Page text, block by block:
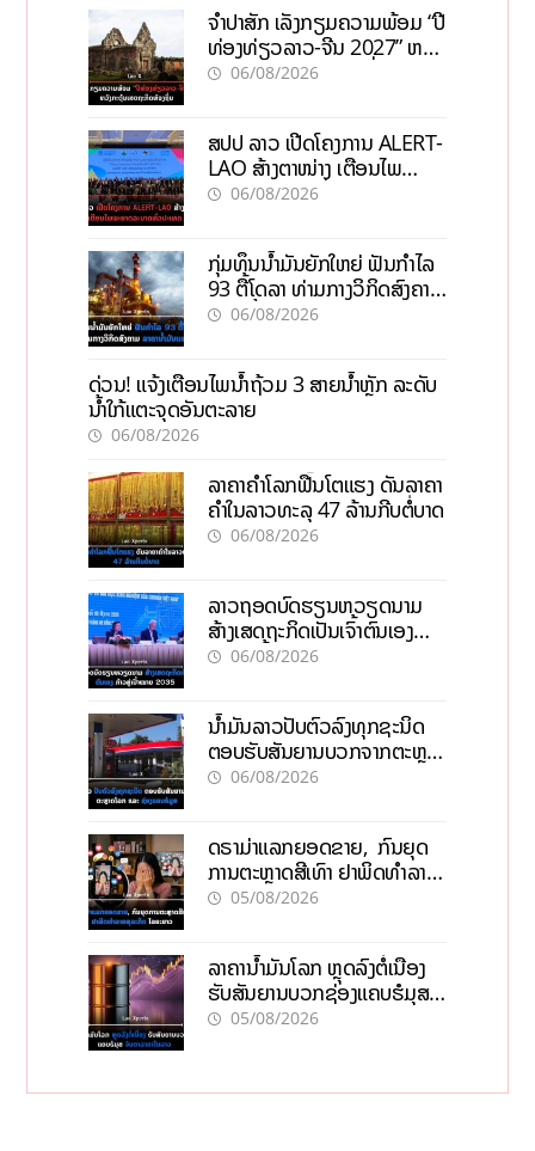
ຈຳປາສັກ ເລັ່ງກຽມຄວາມພ້ອມ “ປີ
ທ່ອງທ່ຽວລາວ-ຈີນ 2027” ຫວັງ
ກະຕຸ້ນເສດຖະກິດທ້ອງຖິ່ນ
06/08/2026
ສປປ ລາວ ເປີດໂຄງການ ALERT-
LAO ສ້າງຕາໜ່າງ ເຕືອນໄພ
ພະຍາດລະບາດທົ່ວປະເທດ
06/08/2026
ກຸ່ມທຶນນ້ຳມັນຍັກໃຫຍ່ ຟັນກຳໄລ
93 ຕື້ໂດລາ ທ່າມກາງວິກິດສົງຄາມ
ລາຄານໍ້າມັນແພງ
06/08/2026
ດ່ວນ! ແຈ້ງເຕືອນໄພນໍ້າຖ້ວມ 3 ສາຍນໍ້າຫຼັກ ລະດັບ
ນໍ້າໃກ້ແຕະຈຸດອັນຕະລາຍ
06/08/2026
ລາຄາຄຳໂລກຟື້ນໂຕແຮງ ດັນລາຄາ
ຄຳໃນລາວທະລຸ 47 ລ້ານກີບຕໍ່ບາດ
06/08/2026
ລາວຖອດບົດຮຽນຫວຽດນາມ
ສ້າງເສດຖະກິດເປັນເຈົ້າຕົນເອງ
ກ້າວສູ່ເປົ້າໝາຍ 2035
06/08/2026
ນໍ້າມັນລາວປັບຕົວລົງທຸກຊະນິດ
ຕອບຮັບສັນຍານບວກຈາກຕະຫຼາດ
ໂລກ ແລະ ຊ່ອງແຄບຮໍມູສ
06/08/2026
ດຣາມ່າແລກຍອດຂາຍ, ກົນຍຸດ
ການຕະຫຼາດສີເທົາ ຢາພິດທຳລາຍ
ທຸລະກິດ ໄລຍະຍາວ
05/08/2026
ລາຄານ້ຳມັນໂລກ ຫຼຸດລົງຕໍ່ເນື່ອງ
ຮັບສັນຍານບວກຊ່ອງແຄບຮໍມຸສ
ຈັບຕາລາຄາໃນລາວ
05/08/2026